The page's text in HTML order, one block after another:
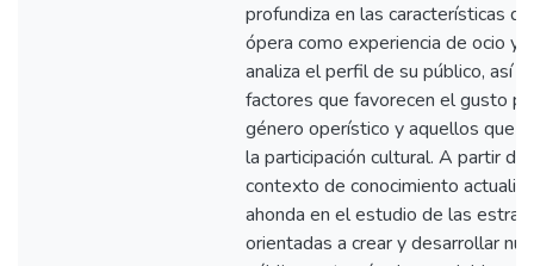
profundiza en las características
ópera como experiencia de ocio y
analiza el perfil de su público, así
factores que favorecen el gusto
género operístico y aquellos que
la participación cultural. A partir
contexto de conocimiento
ahonda en el estudio de las
orientadas a crear y desarrollar